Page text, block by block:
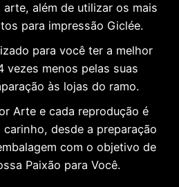
além de utilizar os mais
para impressão Giclée.
para você ter a melhor
vezes menos pelas suas
às lojas do ramo.
Arte e cada reprodução é
desde a preparação
com o objetivo de
Paixão para Você.